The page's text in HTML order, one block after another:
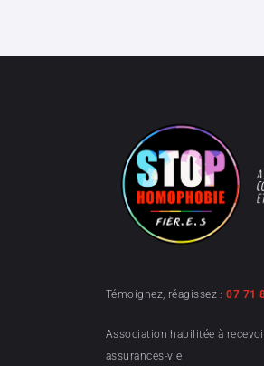
Témoignez, réagissez :07 71
Association habilitée à
assurances-vie